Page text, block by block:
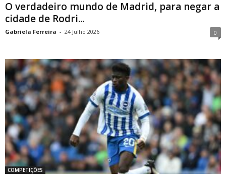
O verdadeiro mundo de Madrid, para negar a
cidade de Rodri...
Gabriela Ferreira - 24 Julho 2026 0
COMPETIÇÕES